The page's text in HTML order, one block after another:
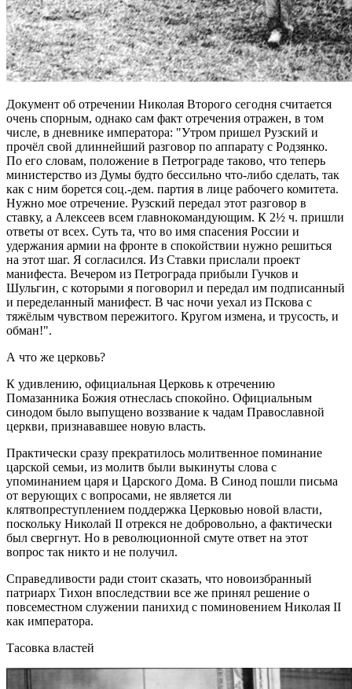
Документ об отречении Николая Второго сегодня считается
очень спорным, однако сам факт отречения отражен, в том
числе, в дневнике императора: "Утром пришел Рузский и
прочёл свой длиннейший разговор по аппарату с Родзянко.
По его словам, положение в Петрограде таково, что теперь
министерство из Думы будто бессильно что-либо сделать, так
как с ним борется соц.-дем. партия в лице рабочего комитета.
Нужно мое отречение. Рузский передал этот разговор в
ставку, а Алексеев всем главнокомандующим. К 2½ ч. пришли
ответы от всех. Суть та, что во имя спасения России и
удержания армии на фронте в спокойствии нужно решиться
на этот шаг. Я согласился. Из Ставки прислали проект
манифеста. Вечером из Петрограда прибыли Гучков и
Шульгин, с которыми я поговорил и передал им подписанный
и переделанный манифест. В час ночи уехал из Пскова с
тяжёлым чувством пережитого. Кругом измена, и трусость, и
обман!".
А что же церковь?
К удивлению, официальная Церковь к отречению
Помазанника Божия отнеслась спокойно. Официальным
синодом было выпущено воззвание к чадам Православной
церкви, признававшее новую власть.
Практически сразу прекратилось молитвенное поминание
царской семьи, из молитв были выкинуты слова с
упоминанием царя и Царского Дома. В Синод пошли письма
от верующих с вопросами, не является ли
клятвопреступлением поддержка Церковью новой власти,
поскольку Николай II отрекся не добровольно, а фактически
был свергнут. Но в революционной смуте ответ на этот
вопрос так никто и не получил.
Справедливости ради стоит сказать, что новоизбранный
патриарх Тихон впоследствии все же принял решение о
повсеместном служении панихид с поминовением Николая II
как императора.
Тасовка властей